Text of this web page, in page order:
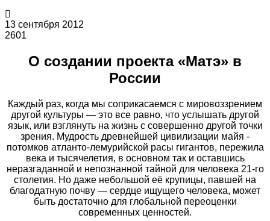
13 сентября 2012
2601
О создании проекта «Матэ» в
России
Каждый раз, когда мы соприкасаемся с мировоззрением
другой культуры — это все равно, что услышать другой
язык, или взглянуть на жизнь с совершенно другой точки
зрения. Мудрость древнейшей цивилизации майя -
потомков атланто-лемурийской расы гигантов, пережила
века и тысячелетия, в основном так и оставшись
неразгаданной и непознанной тайной для человека 21-го
столетия. Но даже небольшой её крупицы, павшей на
благодатную почву — сердце ищущего человека, может
быть достаточно для глобальной переоценки
современных ценностей.